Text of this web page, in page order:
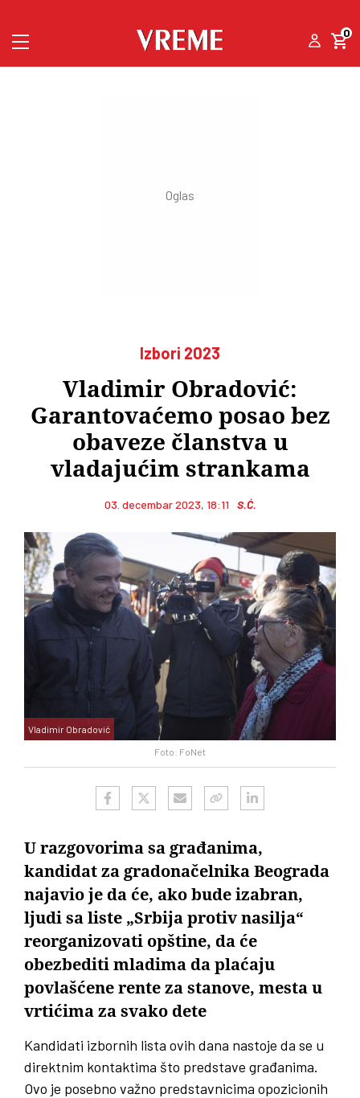
0
Izbori 2023
Vladimir Obradović:
Garantovaćemo posao bez
obaveze članstva u
vladajućim strankama
03. decembar 2023, 18:11 S.Ć.
Foto: FoNet
Vladimir Obradović
U razgovorima sa građanima,
kandidat za gradonačelnika Beograda
najavio je da će, ako bude izabran,
ljudi sa liste „Srbija protiv nasilja“
reorganizovati opštine, da će
obezbediti mladima da plaćaju
povlašćene rente za stanove, mesta u
vrtićima za svako dete
Kandidati izbornih lista ovih dana nastoje da se u
direktnim kontaktima što predstave građanima.
Ovo je posebno važno predstavnicima opozicionih